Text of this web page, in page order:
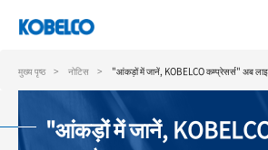
content
मुख्य पृष्ठ नोटिस "आंकड़ों में जानें, KOBELCO कम्प्रेसर्स" अब
"आंकड़ों में जानें,